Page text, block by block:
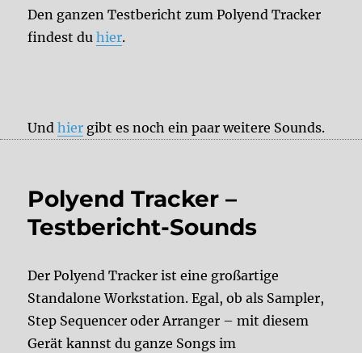
Den ganzen Testbericht zum Polyend Tracker
findest duhier.
Undhier gibt es noch ein paar weitere Sounds.
Polyend Tracker –
Testbericht-Sounds
Der Polyend Tracker ist eine großartige
Standalone Workstation. Egal, ob als Sampler,
Step Sequencer oder Arranger – mit diesem
Gerät kannst du ganze Songs im